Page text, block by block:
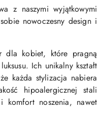
z naszymi wyjątkowymi
nowoczesny design i
dla kobiet, które pragną
Ich unikalny kształt
każda stylizacja nabiera
hipoalergicznej stali
komfort noszenia, nawet